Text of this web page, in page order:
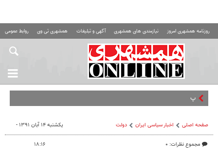
روزنامه همشهری امروز نیازمندی های همشهری آگهی و تبلیغات همشهری تی وی روابط عمومی
پروژه «خانه ریز
صفحه اصلی اخبار سیاسی ایران دولت
مجموع نظرات: ۰
یکشنبه ۱۴ آبان ۱۳۹۱ -
۱۸:۱۶